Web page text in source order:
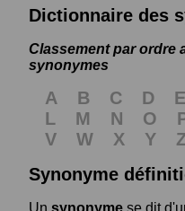
Dictionnaire des
Classement par ordre
synonymes
A B C D E
L
M N O
V
W X Y
Synonyme
Un synonyme se dit